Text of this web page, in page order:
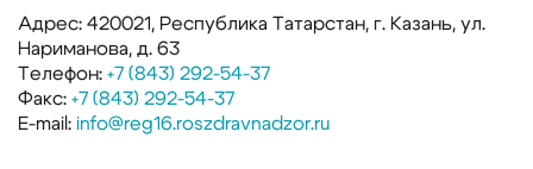
Адрес: 420021, Республика Татарстан, г. Казань, ул.
Нариманова, д. 63
Телефон: +7 (843) 292-54-37
Факс: +7 (843) 292-54-37
E-mail: info@reg16.roszdravnadzor.ru